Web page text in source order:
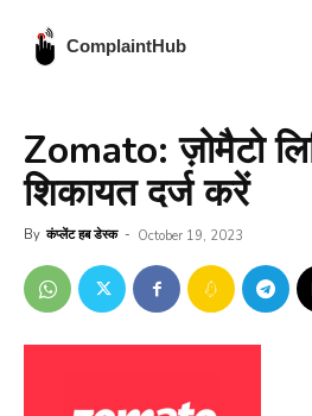
ComplaintHub
Zomato: ज़ोमैटो
शिकायत दर्ज करें
By कंप्लेंट हब डेस्क - October 19, 2023